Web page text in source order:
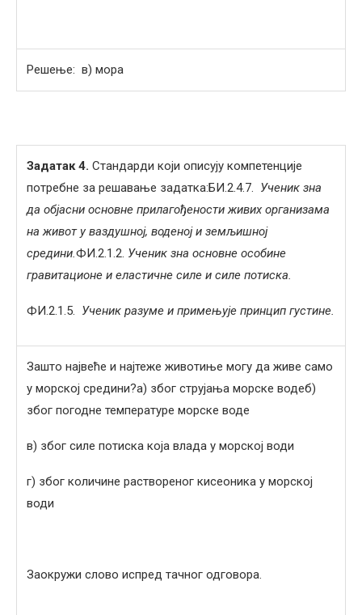
Решење: в) мора
Задатак 4. Стандарди који описују компетенције
потребне за решавање задатка:БИ.2.4.7. Ученик зна
да објасни основне прилагођености живих организама
на живот у ваздушној, воденој и земљишној
средини.ФИ.2.1.2. Ученик зна основне особине
гравитационе и еластичне силе и силе потиска.
ФИ.2.1.5. Ученик разуме и примењује принцип густине.
Зашто највеће и најтеже животиње могу да живе само
у морској средини?а) због струјања морске водеб)
због погодне температуре морске воде
в) због силе потиска која влада у морској води
г) због количине раствореног кисеоника у морској
води
Заокружи слово испред тачног одговора.